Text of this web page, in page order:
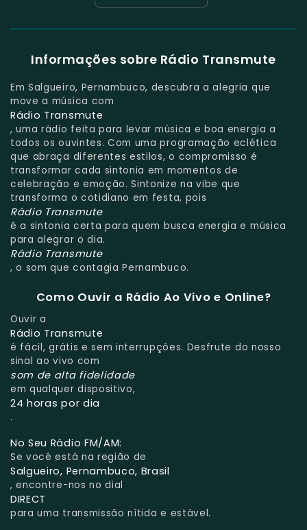
Informações sobre Rádio Transmute
Em Salgueiro, Pernambuco, descubra a alegria que
move a música com
Rádio Transmute
, uma rádio feita para levar música e boa energia a
todos os ouvintes. Com uma programação eclética
que abraça diferentes estilos, o compromisso é
transformar cada sintonia em momentos de
celebração e emoção. Sintonize na vibe que
transforma o cotidiano em festa, pois
Rádio Transmute
é a sintonia certa para quem busca energia e música
para alegrar o dia.
Rádio Transmute
, o som que contagia Pernambuco.
Como Ouvir a Rádio Ao Vivo e Online?
Ouvir a
Rádio Transmute
é fácil, grátis e sem interrupções. Desfrute do nosso
sinal ao vivo com
som de alta fidelidade
em qualquer dispositivo,
24 horas por dia
.
No Seu Rádio FM/AM:
Se você está na região de
Salgueiro, Pernambuco, Brasil
, encontre-nos no dial
DIRECT
para uma transmissão nítida e estável.